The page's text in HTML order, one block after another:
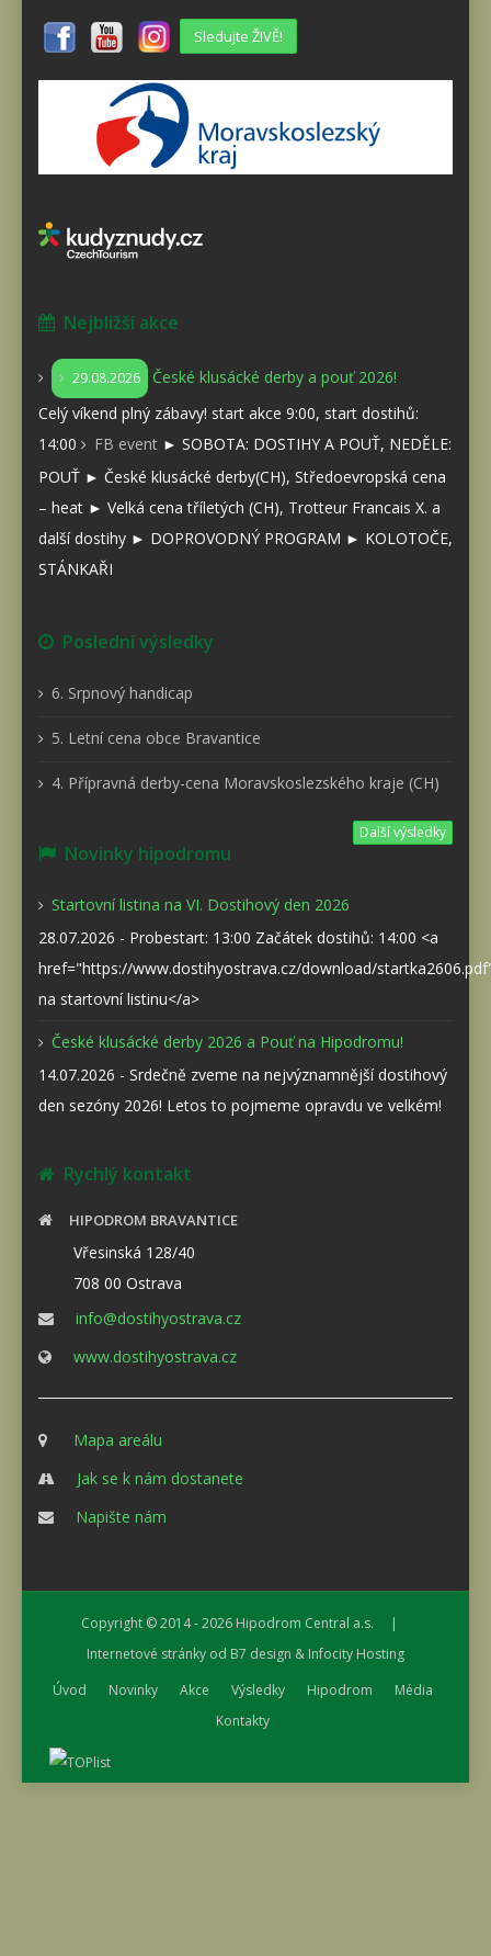
Sledujte ŽIVĚ!
Nejbližší akce
29.08.2026
České klusácké derby a pouť 2026!
Celý víkend plný zábavy! start akce 9:00, start dostihů:
14:00
FB event ► SOBOTA: DOSTIHY A POUŤ, NEDĚLE:
POUŤ ► České klusácké derby(CH), Středoevropská cena
– heat ► Velká cena tříletých (CH), Trotteur Francais X. a
další dostihy ► DOPROVODNÝ PROGRAM ► KOLOTOČE,
STÁNKAŘI
Poslední výsledky
6. Srpnový handicap
5. Letní cena obce Bravantice
4. Přípravná derby-cena Moravskoslezského kraje (CH)
Další výsledky
Novinky hipodromu
Startovní listina na VI. Dostihový den 2026
28.07.2026 - Probestart: 13:00 Začátek dostihů: 14:00 <a
href="https://www.dostihyostrava.cz/download/
na startovní listinu</a>
České klusácké derby 2026 a Pouť na Hipodromu!
14.07.2026 - Srdečně zveme na nejvýznamnější dostihový
den sezóny 2026! Letos to pojmeme opravdu ve velkém!
Rychlý kontakt
HIPODROM BRAVANTICE
Vřesinská 128/40
708 00 Ostrava
info@dostihyostrava.cz
www.dostihyostrava.cz
Mapa areálu
Jak se k nám dostanete
Napište nám
Copyright © 2014 - 2026 Hipodrom Central a.s. |
Internetové stránky od B7 design & Infocity Hosting
Úvod
Novinky Akce Výsledky Hipodrom
Média
Kontakty